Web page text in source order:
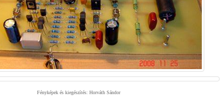
Fényképek és kiegészítés: Horváth Sándor